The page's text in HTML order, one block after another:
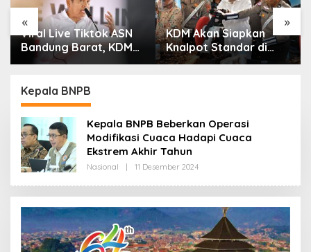
« »
Viral Live Tiktok ASN
Bandung Barat, KDM
Minta Bupati Sanksi
Pemberhentian
KDM Akan Siapkan
Knalpot Standar di
Setiap Polres,
Kepala BNPB
Kepala BNPB Beberkan Operasi
Modifikasi Cuaca Hadapi Cuaca
Ekstrem Akhir Tahun
Nasional 11 Desember 2024
E
H
R
D
A
K